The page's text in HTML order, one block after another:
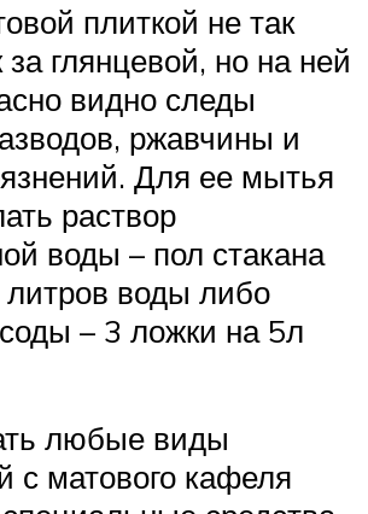
плиткой не так
за глянцевой, но на ней
видно следы
ржавчины и
Для ее мытья
раствор
воды – пол стакана
литров воды либо
– 3 ложки на 5л
любые виды
с матового кафеля